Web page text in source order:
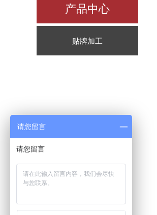
产品中心
贴牌加工
请您留言
请您留言